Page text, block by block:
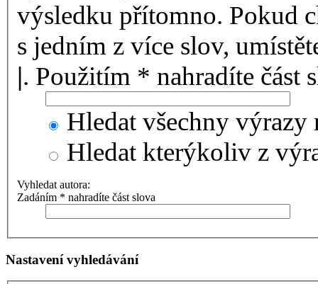
výsledku přítomno. Pokud
s jedním z více slov,
|. Použitím * nahradíte část
Hledat všechny výrazy
Hledat kterýkoliv z
Vyhledat autora:
Zadáním * nahradíte část slova
Nastavení vyhledávání